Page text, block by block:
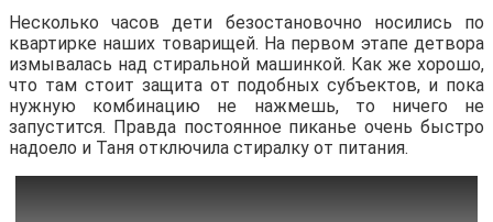
Несколько часов дети безостановочно носились по
квартирке наших товарищей. На первом этапе детвора
измывалась над стиральной машинкой. Как же хорошо,
что там стоит защита от подобных субъектов, и пока
нужную комбинацию не нажмешь, то ничего не
запустится. Правда постоянное пиканье очень быстро
надоело и Таня отключила стиралку от питания.